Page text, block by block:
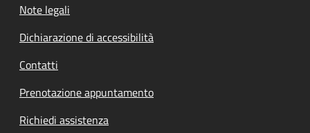
Note legali
Dichiarazione di accessibilità
Contatti
Prenotazione appuntamento
Richiedi assistenza